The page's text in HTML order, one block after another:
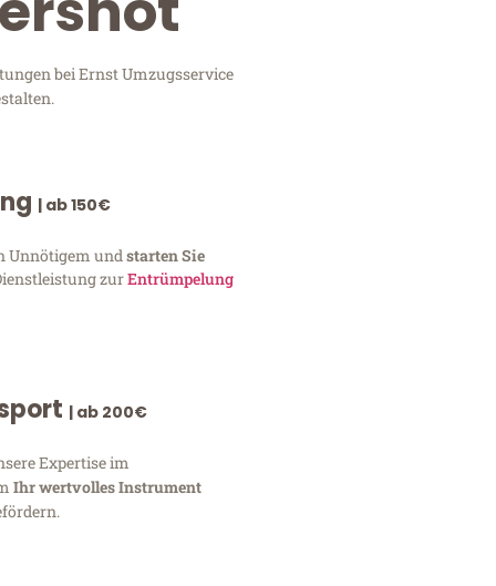
bei Ernst Umzugsservice
| ab 150€
Unnötigem und starten Sie
zurEntrümpelung
| ab 200€
Expertise im
Ihr wertvolles Instrument